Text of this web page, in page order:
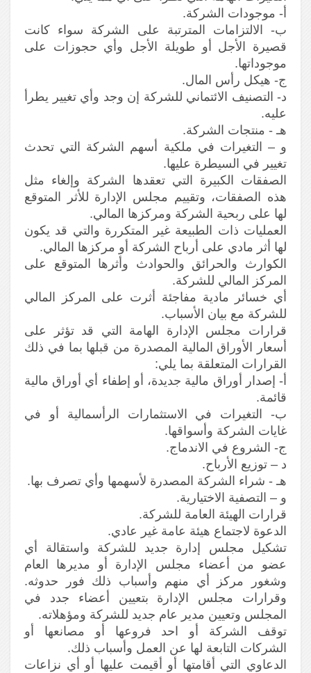
أ‌- موجودات الشركة.
ب‌- الالتزامات المترتبة على الشركة سواء كانت
قصيرة الأجل أو طويلة الأجل وأي حجوزات على
موجوداتها.
ج- هيكل رأس المال.
د- التصنيف الائتماني للشركة إن وجد وأي تغيير يطرأ
عليه.
هـ - منتجات الشركة.
و – التغيرات في ملكية أسهم الشركة التي تحدث
تغيير في السيطرة عليها.
الصفقات الكبيرة التي تعقدها الشركة وإلغاء مثل
هذه الصفقات، وتقييم مجلس الإدارة للأثر المتوقع
لها على ربحية الشركة ومركزها المالي.
العمليات ذات الطبيعة غير المتكررة والتي قد يكون
لها أثر مادي على أرباح الشركة أو مركزها المالي.
الكوارث والحرائق والحوادث وأثرها المتوقع على
المركز المالي للشركة.
أي خسائر مادية مفاجئة أثرت على المركز المالي
للشركة مع بيان الأسباب.
قرارات مجلس الإدارة الهامة التي قد تؤثر على
أسعار الأوراق المالية المصدرة من قبلها بما في ذلك
القرارات المتعلقة بما يلي:
أ‌- إصدار أوراق مالية جديدة، أو إطفاء أي أوراق مالية
قائمة.
ب‌- التغيرات في الاستثمارات الرأسمالية أو في
غايات الشركة وأسواقها.
ج- الشروع في الاندماج.
د – توزيع الأرباح.
هـ - شراء الشركة المصدرة لأسهمها وأي تصرف بها.
و – التصفية الاختيارية.
قرارات الهيئة العامة للشركة.
الدعوة لاجتماع هيئة عامة غير عادي.
تشكيل مجلس إدارة جديد للشركة واستقالة أي
عضو من أعضاء مجلس الإدارة أو مديرها العام
وشغور مركز أي منهم وأسباب ذلك فور حدوثه.
وقرارات مجلس الإدارة بتعيين أعضاء جدد في
المجلس وتعيين مدير عام جديد للشركة ومؤهلاته.
توقف الشركة أو احد فروعها أو مصانعها أو
الشركات التابعة لها عن العمل وأسباب ذلك.
الدعاوي التي أقامتها أو أقيمت عليها أو أي نزاعات